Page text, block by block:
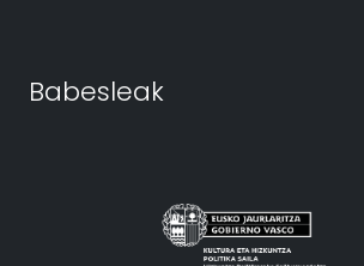
Babesleak